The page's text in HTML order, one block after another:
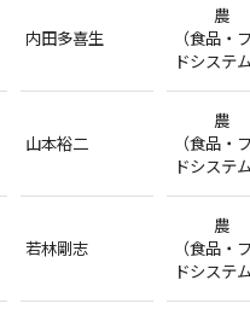
内田多喜生
農
（食品・
ドシステム
山本裕二
農
（食品・
ドシステム
若林剛志
農
（食品・
ドシステム